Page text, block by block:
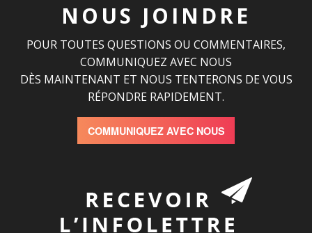
NOUS JOINDRE
POUR TOUTES QUESTIONS OU COMMENTAIRES,
COMMUNIQUEZ AVEC NOUS
DÈS MAINTENANT ET NOUS TENTERONS DE VOUS
RÉPONDRE RAPIDEMENT.
COMMUNIQUEZ AVEC NOUS